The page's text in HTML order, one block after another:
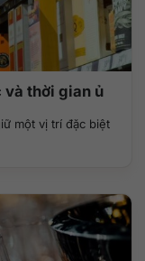
và thời gian ủ
một vị trí đặc biệt